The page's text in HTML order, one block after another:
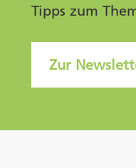
Tipps zum
Zur